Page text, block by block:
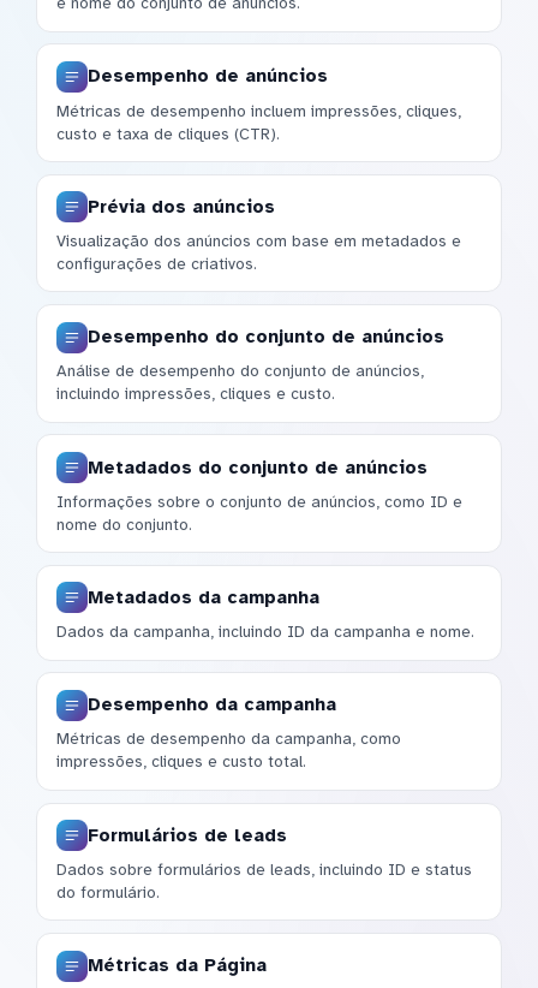
Desempenho de anúncios
Métricas de desempenho incluem impressões, cliques,
custo e taxa de cliques (CTR).
Prévia dos anúncios
Visualização dos anúncios com base em metadados e
configurações de criativos.
Desempenho do conjunto de anúncios
Análise de desempenho do conjunto de anúncios,
incluindo impressões, cliques e custo.
Metadados do conjunto de anúncios
Informações sobre o conjunto de anúncios, como ID e
nome do conjunto.
Metadados da campanha
Dados da campanha, incluindo ID da campanha e nome.
Desempenho da campanha
Métricas de desempenho da campanha, como
impressões, cliques e custo total.
Formulários de leads
Dados sobre formulários de leads, incluindo ID e status
do formulário.
Métricas da Página